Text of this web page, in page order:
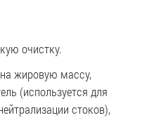
очистку.
жировую массу,
(используется для
стоков),